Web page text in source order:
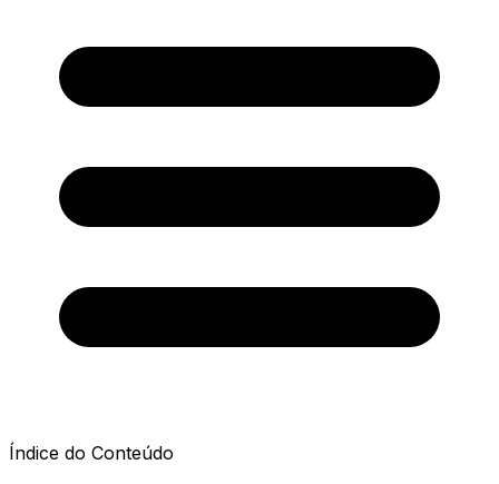
Índice do Conteúdo